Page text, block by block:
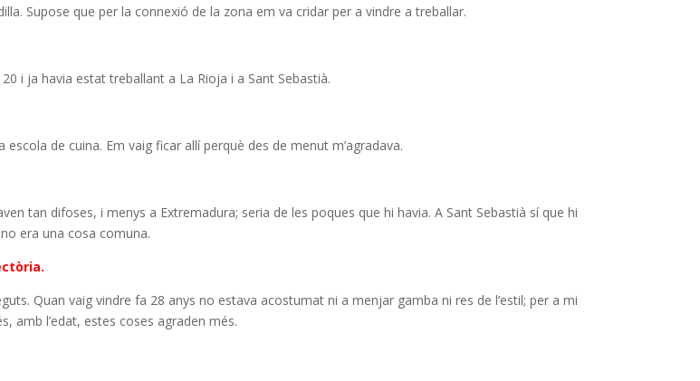
Supose que per la connexió de la zona em va cridar per a vindre a treballar.
i ja havia estat treballant a La Rioja i a Sant Sebastià.
de cuina. Em vaig ficar allí perquè des de menut m’agradava.
tan difoses, i menys a Extremadura; seria de les poques que hi havia. A Sant Sebastià sí que hi
era una cosa comuna.
Quan vaig vindre fa 28 anys no estava acostumat ni a menjar gamba ni res de l’estil; per a mi
amb l’edat, estes coses agraden més.